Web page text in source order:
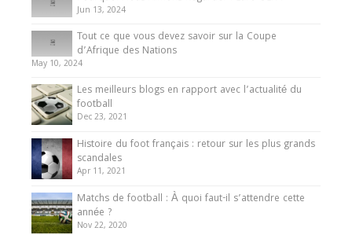
Jun 13, 2024
Tout ce que vous devez savoir sur la Coupe
d’Afrique des Nations
May 10, 2024
Les meilleurs blogs en rapport avec l’actualité du
football
Dec 23, 2021
Histoire du foot français : retour sur les plus grands
scandales
Apr 11, 2021
Matchs de football : À quoi faut-il s’attendre cette
année ?
Nov 22, 2020